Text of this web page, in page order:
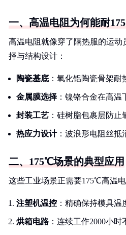
一、高温电阻为何能耐
高温电阻就像穿了隔热服的运动
择与结构设计：
陶瓷基底 ：氧化铝陶瓷骨架耐
金属膜选择 ：镍铬合金在高温
封装工艺 ：硅树脂包裹层防止
热应力设计：波浪形电阻丝抵
二、175℃场景的典型应用
这些工业场景正需要175℃高温电
注塑机温控 ：精确保持模具
烘箱电路 ：连续工作2000小时